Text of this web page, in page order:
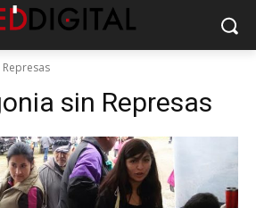
sin Represas